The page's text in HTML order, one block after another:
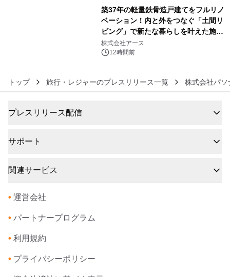
築37年の軽量鉄骨造戸建てをフルリノ
ベーション！内と外をつなぐ「土間リ
ビング」で新たな暮らしを叶えた施工
事例を株式会社アースが公開
株式会社アース
12時間前
トップ 旅行・レジャーのプレスリリース一覧 株式会社パソ
プレスリリース配信
サポート
関連サービス
• 運営会社
• パートナープログラム
• 利用規約
• プライバシーポリシー